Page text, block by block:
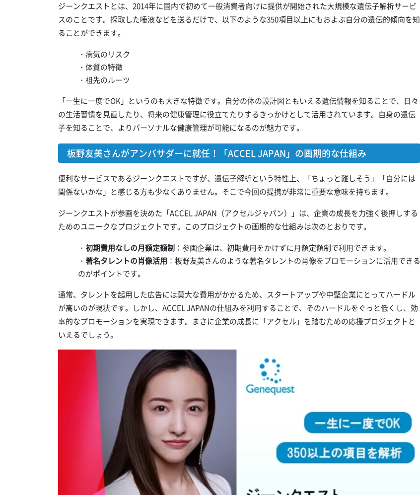
ジーンクエストとは、2014年に国内で初めて一般消費者向けに提供が開始された大規模な遺伝子解析サービ
スのことです。採取した唾液などを送るだけで、以下のような350項目以上にもおよぶ自分の遺伝的傾向を知
ることができます。
・病気のリスク
・体質の特徴
・祖先のルーツ
「一生に一度でOK」というのも大きな特徴です。自分の体の設計図ともいえる遺伝情報を知ることで、日々
の生活習慣を見直したり、将来の健康管理に役立てたりするきっかけとして活用されています。自身の遺伝
子を知ることで、よりパーソナルな健康管理が可能になるのが魅力です。
板野友美さんがアンバサダーに就任！「ACCEL JAPAN」の画期的な仕組み
便利なサービスであるジーンクエストですが、遺伝子解析という特性上、「ちょっと難しそう」「自分には
関係ないかな」と感じる方も少なくありません。そこで今回の提携が非常に重要な意味を持ちます。
ジーンクエストが参画を決めた「ACCEL JAPAN（アクセルジャパン）」は、企業の成長を力強く後押しする
ためのユニークなプロジェクトです。このプロジェクトの画期的な仕組みは次のとおりです。
・ 初期費用なしの月額定額制 ：参画企業は、初期費用をかけずに月額定額制で利用できます。
・ 著名タレントの肖像活用 ：板野友美さんのような著名タレントの肖像をプロモーションに活用できる
のがポイントです。
通常、タレントを起用した広告には莫大な費用がかかるため、スタートアップや中堅企業にとってハードル
が高いのが現状です。しかし、ACCEL JAPANの仕組みを利用することで、そのハードルをぐっと低くし、効
率的なプロモーションを実現できます。まさに企業の成長に「アクセル」を踏むための応援プロジェクトと
いえるでしょう。